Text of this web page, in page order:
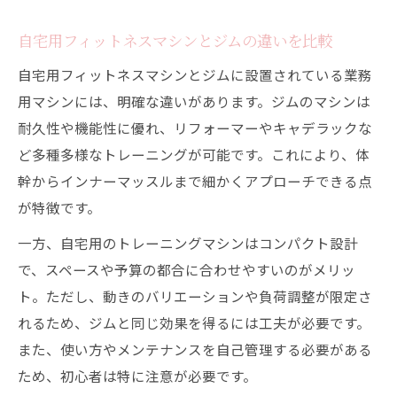
自宅用フィットネスマシンとジムの違いを比較
自宅用フィットネスマシンとジムに設置されている業務
用マシンには、明確な違いがあります。ジムのマシンは
耐久性や機能性に優れ、リフォーマーやキャデラックな
ど多種多様なトレーニングが可能です。これにより、体
幹からインナーマッスルまで細かくアプローチできる点
が特徴です。
一方、自宅用のトレーニングマシンはコンパクト設計
で、スペースや予算の都合に合わせやすいのがメリッ
ト。ただし、動きのバリエーションや負荷調整が限定さ
れるため、ジムと同じ効果を得るには工夫が必要です。
また、使い方やメンテナンスを自己管理する必要がある
ため、初心者は特に注意が必要です。